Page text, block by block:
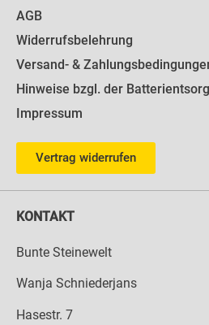
AGB
Widerrufsbelehrung
Versand- &
Hinweise bzgl. der
Impressum
Vertrag widerrufen
KONTAKT
Bunte Steinewelt
Wanja Schniederjans
Hasestr. 7